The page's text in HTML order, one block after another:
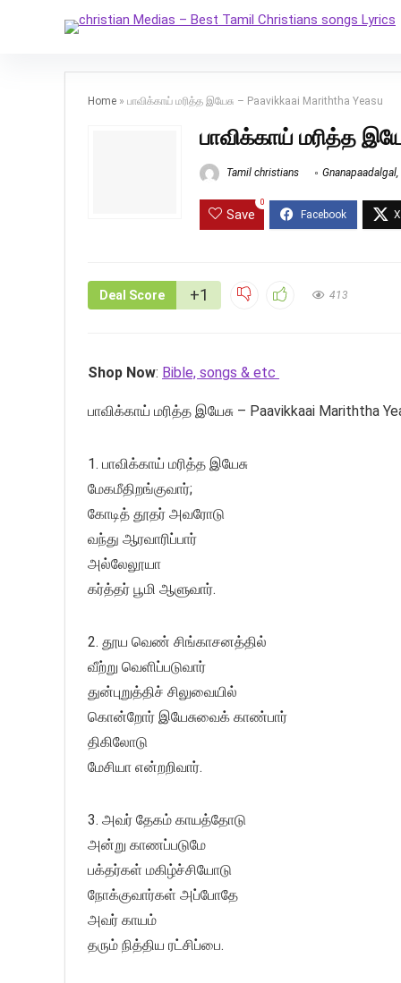
Home » பாவிக்காய் மரித்த இயேசு – Paavikkaai Mariththa Yeasu
பாவிக்காய் மரித்த
Tamil christians Gnanapaadalgal,
Save
0
Deal Score +1 413
Shop Now: Bible, songs & etc
பாவிக்காய் மரித்த இயேசு – Paavikkaai Mariththa
1. பாவிக்காய் மரித்த இயேசு
மேகமீதிறங்குவார்;
கோடித் தூதர் அவரோடு
வந்து ஆரவாரிப்பார்
அல்லேலூயா
கர்த்தர் பூமி ஆளுவார்.
2. தூய வெண் சிங்காசனத்தில்
வீற்று வெளிப்படுவார்
துன்புறுத்திச் சிலுவையில்
கொன்றோர் இயேசுவைக் காண்பார்
திகிலோடு
மேசியா என்றறிவார்.
3. அவர் தேகம் காயத்தோடு
அன்று காணப்படுமே
பக்தர்கள் மகிழ்ச்சியோடு
நோக்குவார்கள் அப்போதே
அவர் காயம்
தரும் நித்திய ரட்சிப்பை.